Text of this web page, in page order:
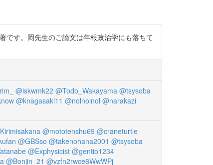
す。岡先生のご論文は年報政治学にも落ちて
@iskwmk22 @Todo_Wakayama @tsysoba
@knagasaki11 @nolnolnol @narakazi
@mototenshu69 @craneturtle
@GBSso @takenohana2001 @tsysoba
@Exphysicist @gentio1234
@Bonjin_21 @vzfn2rwce8WwWPj